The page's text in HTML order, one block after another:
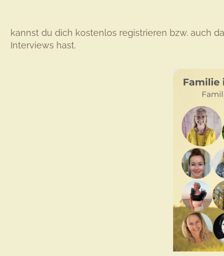
kannst du dich kostenlos registrieren bzw. auch
Interviews hast.